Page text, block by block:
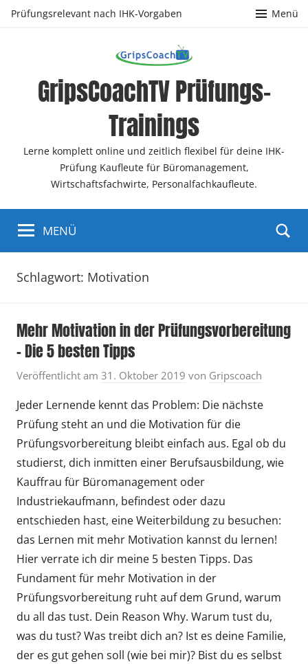
ZumPrüfungsrelevant nach IHK-Vorgaben Menü
GripsCoachTV Prüfungs-
Trainings
Lerne komplett online und zeitlich flexibel für deine IHK-
Prüfung Kaufleute für Büromanagement,
Wirtschaftsfachwirte, Personalfachkaufleute.
MENÜ
Schlagwort: Motivation
Mehr Motivation in der Prüfungsvorbereitung
– Die 5 besten Tipps
Veröffentlicht am 31. Oktober 2019 von Gripscoach
Jeder Lernende kennt das Problem: Die nächste
Prüfung steht an und die Motivation für die
Prüfungsvorbereitung bleibt einfach aus. Egal ob du
studierst, dich inmitten einer Berufsausbildung, wie
Kauffrau für Büromanagement oder
Industriekaufmann, befindest oder dazu
entschieden hast, eine Weiterbildung zu besuchen:
das Lernen mit mehr Motivation kannst du lernen!
Hier verrate ich dir meine 5 besten Tipps. Das
Fundament für mehr Motivation in der
Prüfungsvorbereitung ruht auf dem Grund, warum
du all das tust. Dein Reason Why. Warum tust du,
was du tust? Was treibt dich an? Ist es deine Familie,
der es gut gehen soll (wie bei mir)? Bist du es selbst